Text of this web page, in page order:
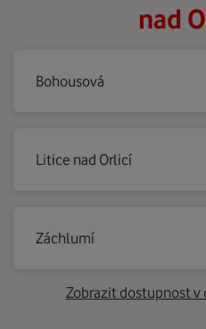
nad
Bohousová
Litice nad Orlicí
Záchlumí
Zobrazit dostupnost v